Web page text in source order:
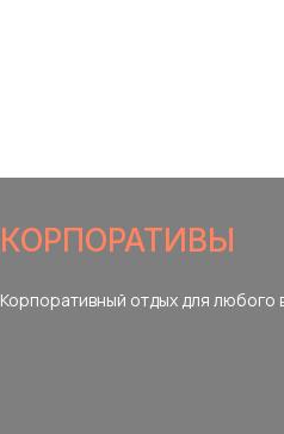
КОРПОРАТИВЫ
Корпоративный отдых для любого